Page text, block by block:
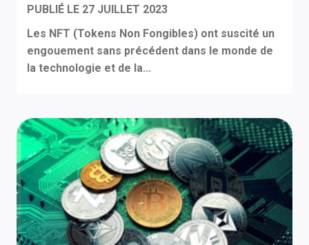
PUBLIÉ LE 27 JUILLET 2023
Les NFT (Tokens Non Fongibles) ont suscité un
engouement sans précédent dans le monde de
la technologie et de la...